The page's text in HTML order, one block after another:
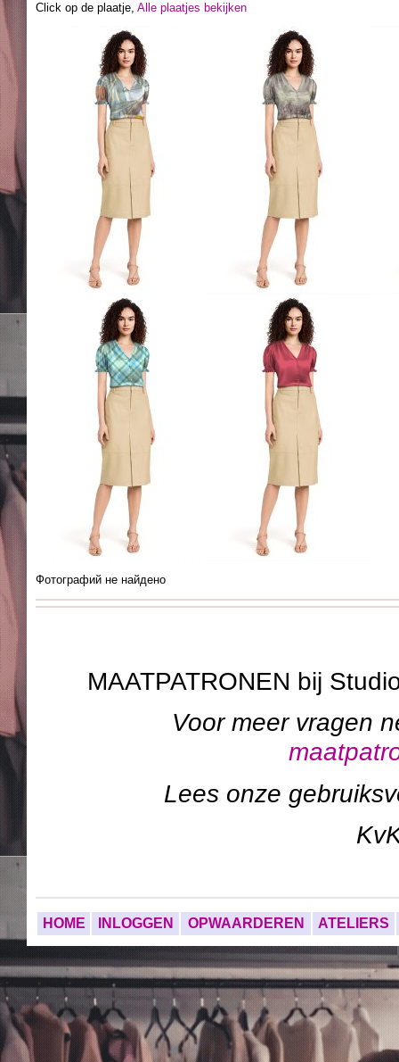
Click op de plaatje, Alle plaatjes bekijken
Фотографий не найдено
MAATPATRONEN bij
Voor meer vragen
Lees onze
HOME INLOGGEN OPWAARDEREN ATELIERS